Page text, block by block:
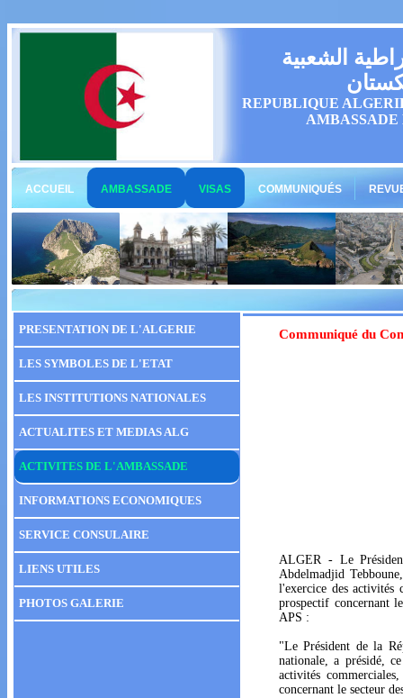
الشعبية
REPUBLIQUE
ACCUEIL AMBASSADE VISAS COMMUNIQUÉS
PRESENTATION DE L'ALGERIE
LES SYMBOLES DE L'ETAT
LES INSTITUTIONS NATIONALES
ACTUALITES ET MEDIAS ALG
ACTIVITES DE L'AMBASSADE
INFORMATIONS ECONOMIQUES
SERVICE CONSULAIRE
LIENS UTILES
PHOTOS GALERIE
Communiqué du
ALGER - Le
Abdelmadjid
l'exercice des activités
prospectif concernant
APS :
"Le Président de la
nationale, a présidé,
activités
concernant le secteur